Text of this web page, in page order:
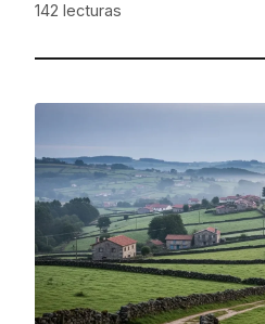
142 lecturas